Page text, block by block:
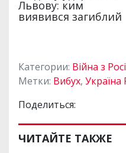
Категории: Війна з
Метки: Вибух, Україна
Поделиться:
ЧИТАЙТЕ ТАКЖЕ